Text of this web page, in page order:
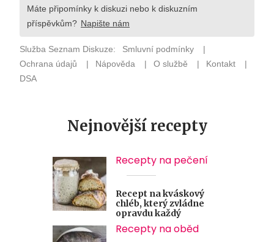
Nejnovější recepty
Recepty na pečení
Recept na kváskový
chléb, který zvládne
opravdu každý
Recepty na oběd